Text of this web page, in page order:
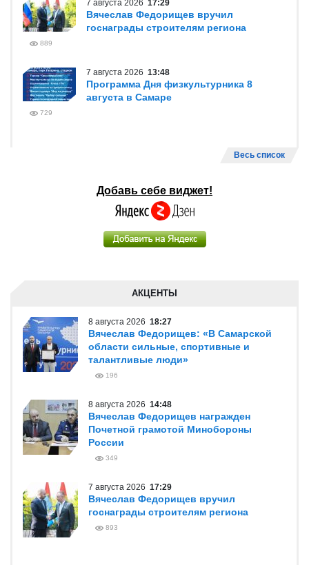
7 августа 2026 17:29
Вячеслав Федорищев вручил
госнаграды строителям региона
889
7 августа 2026 13:48
Программа Дня физкультурника 8
августа в Самаре
729
Весь список
Добавь себе виджет!
АКЦЕНТЫ
8 августа 2026 18:27
Вячеслав Федорищев: «В Самарской
области сильные, спортивные и
талантливые люди»
196
8 августа 2026 14:48
Вячеслав Федорищев награжден
Почетной грамотой Минобороны
России
349
7 августа 2026 17:29
Вячеслав Федорищев вручил
госнаграды строителям региона
893